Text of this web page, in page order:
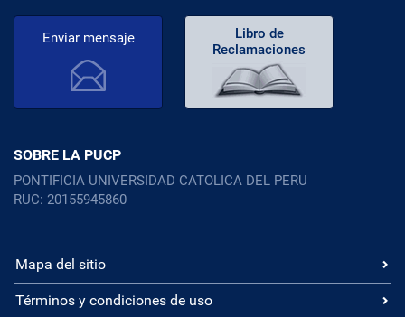
Enviar mensaje
Libro de
Reclamaciones
SOBRE LA PUCP
PONTIFICIA UNIVERSIDAD CATOLICA DEL PERU
RUC: 20155945860
Mapa del sitio
Términos y condiciones de uso